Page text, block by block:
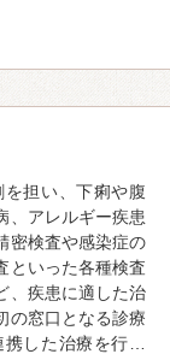
担い、下痢や腹
、アレルギー疾患
密検査や感染症の
といった各種検査
、疾患に適した治
の窓口となる診療
した治療を行…